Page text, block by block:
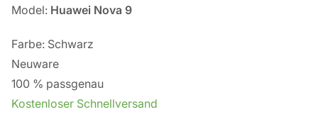
Model: Huawei Nova 9
Farbe: Schwarz
Neuware
100 % passgenau
Kostenloser Schnellversand